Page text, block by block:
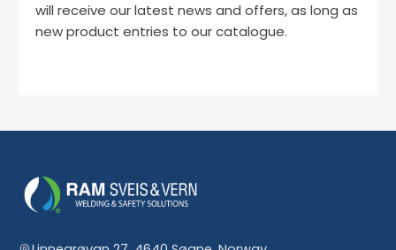
will receive our latest news and offers, as long as
new product entries to our catalogue.